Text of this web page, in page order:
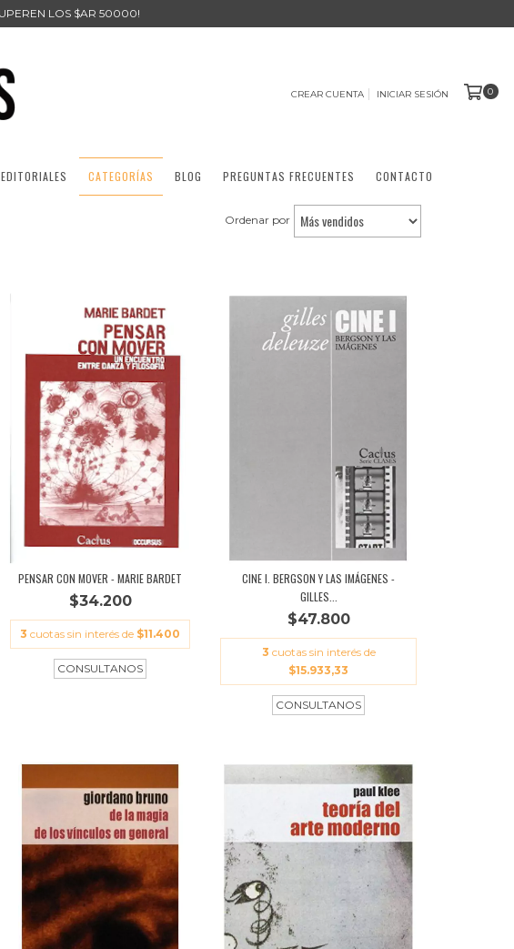
LOS $AR 50000!
CREAR CUENTA INICIAR SESIÓN 0
EDITORIALES CATEGORÍAS BLOG PREGUNTAS FRECUENTES CONTACTO
Ordenar por
PENSAR CON MOVER - MARIE BARDET
$34.200
3 cuotas sin interés de $11.400
CINE I. BERGSON Y LAS IMÁGENES -
GILLES...
$47.800
3 cuotas sin interés de
$15.933,33